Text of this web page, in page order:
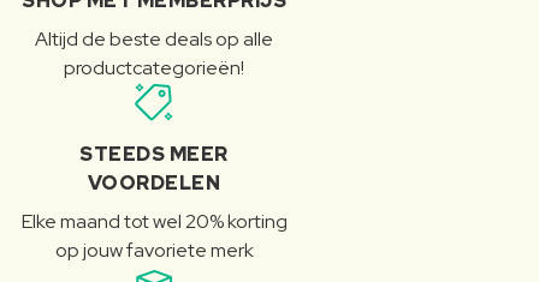
Altijd de beste deals op alle
productcategorieën!
STEEDS MEER
VOORDELEN
Elke maand tot wel 20% korting
op jouw favoriete merk